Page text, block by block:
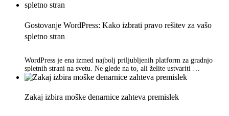
Gostovanje WordPress: Kako izbrati pravo rešitev za vašo
spletno stran
WordPress je ena izmed najbolj priljubljenih platform za gradnjo
spletnih strani na svetu. Ne glede na to, ali želite ustvariti …
Zakaj izbira moške denarnice zahteva premislek